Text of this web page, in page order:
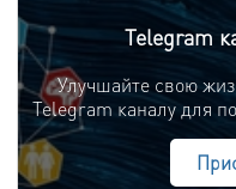
Telegram
Улучшайте свою
Telegram каналу для